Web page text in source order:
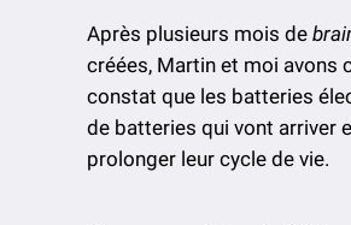
Après plusieurs mois de
créées, Martin et moi avons
constat que les batteries
de batteries qui vont arriver
prolonger leur cycle de vie.